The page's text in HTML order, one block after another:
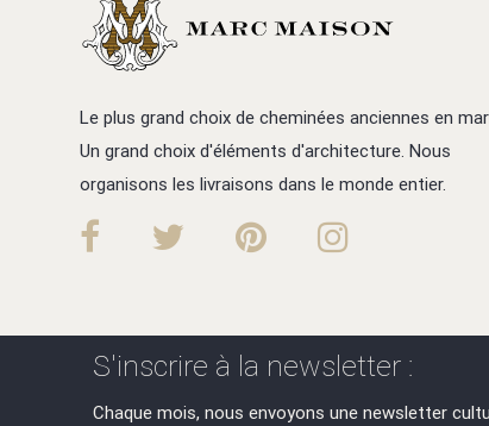
Le plus grand choix de cheminées anciennes en
Un grand choix d'éléments d'architecture. Nous
organisons les livraisons dans le monde entier.
S'inscrire à la newsletter :
Chaque mois, nous envoyons une newsletter